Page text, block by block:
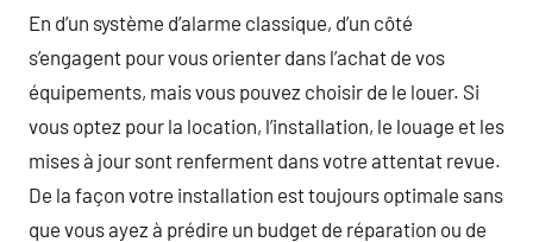
En d’un système d’alarme classique, d’un côté
s’engagent pour vous orienter dans l’achat de vos
équipements, mais vous pouvez choisir de le louer. Si
vous optez pour la location, l’installation, le louage et les
mises à jour sont renferment dans votre attentat revue.
De la façon votre installation est toujours optimale sans
que vous ayez à prédire un budget de réparation ou de